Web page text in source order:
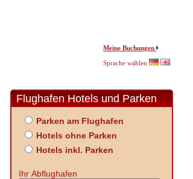
Meine Buchungen
Sprache wählen
Flughafen Hotels und Parken
Parken am Flughafen
Hotels ohne Parken
Hotels inkl. Parken
Ihr Abflughafen